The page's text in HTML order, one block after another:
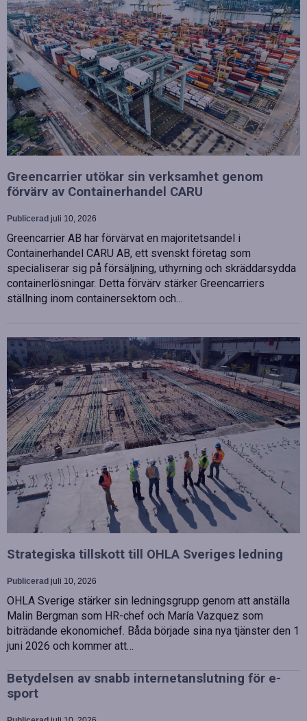
Greencarrier utökar sin verksamhet genom
förvärv av Containerhandel CARU
Publicerad juli 10, 2026
Greencarrier AB har förvärvat en majoritetsandel i
Containerhandel CARU AB, ett svenskt företag som
specialiserar sig på försäljning, uthyrning och skräddarsydda
containerlösningar. Detta förvärv stärker Greencarriers
ställning inom containersektorn och…
Strategiska tillskott till OHLA Sveriges ledning
Publicerad juli 10, 2026
OHLA Sverige stärker sin ledningsgrupp genom att anställa
Malin Bergman som HR-chef och María Vazquez som
biträdande ekonomichef. Båda började sina nya tjänster den 1
juni 2026 och kommer att…
Betydelsen av snabb internetanslutning för e-
sport